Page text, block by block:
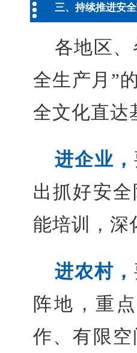
三、持续推进安
各地区
全生产月”
全文化直达
进企业，
出抓好安
能培训，深
进农村，
阵地，重
作、有限